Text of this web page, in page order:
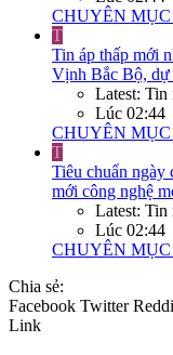
CHUYÊN
T
Tin áp thấp mới
Vịnh Bắc Bộ, dự
Latest: Tin
Lúc 02:44
CHUYÊN
T
Tiêu chuẩn ngày
mới công nghệ
Latest: Tin
Lúc 02:44
CHUYÊN
Chia sẻ:
Facebook Twitter
Link